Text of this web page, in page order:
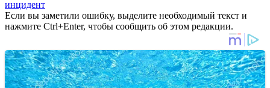
инцидент
Если вы заметили ошибку, выделите необходимый текст и
нажмите Ctrl+Enter, чтобы сообщить об этом редакции.